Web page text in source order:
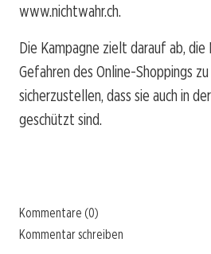
www.nichtwahr.ch.
Die Kampagne zielt darauf ab, die
Gefahren des Online-Shoppings
sicherzustellen, dass sie auch in
geschützt sind.
Kommentare (0)
Kommentar schreiben